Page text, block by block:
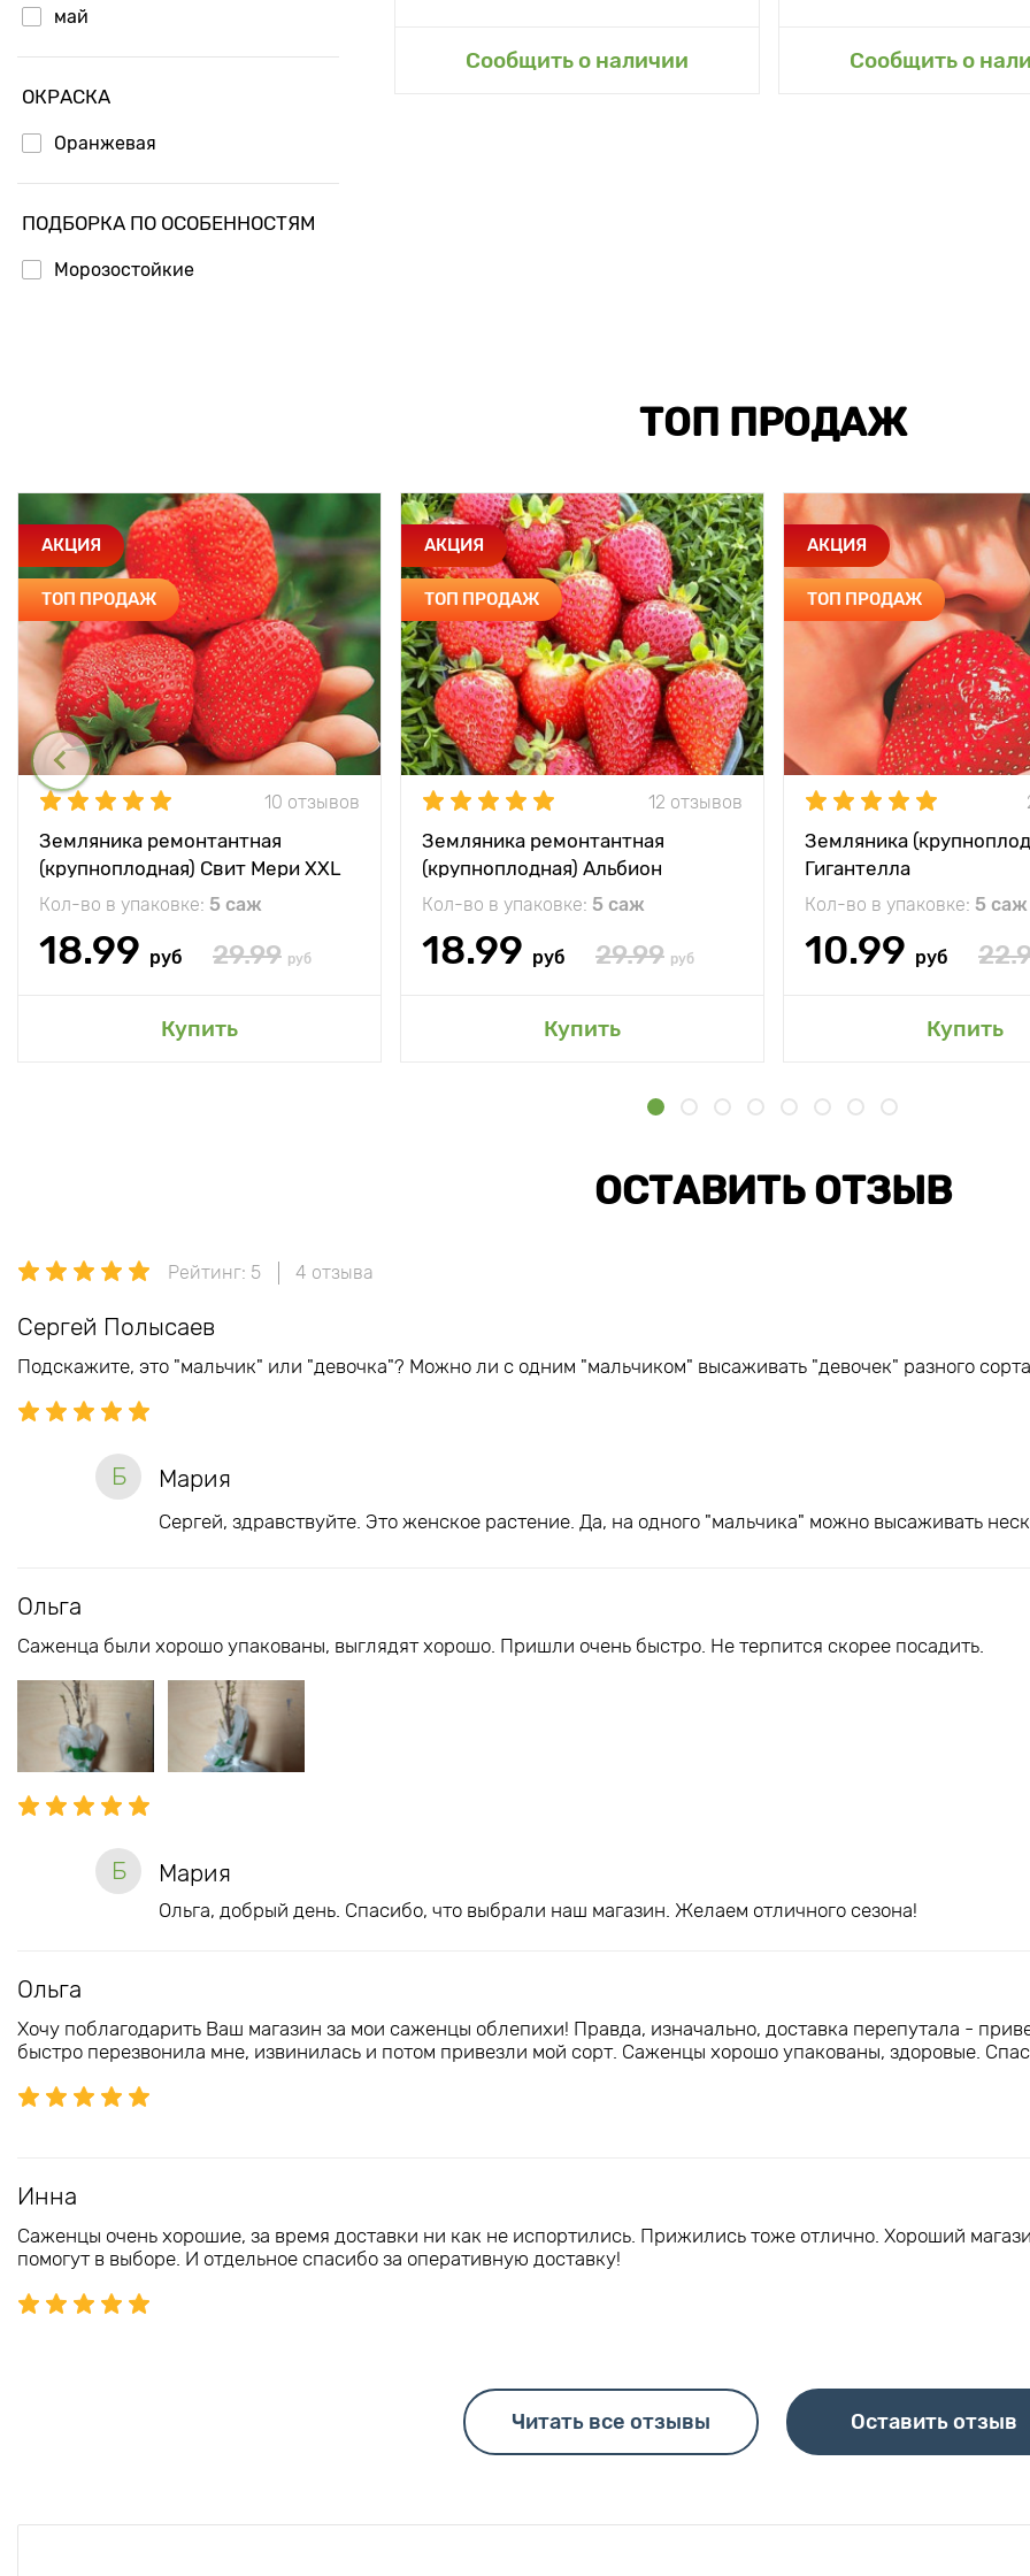
май
ОКРАСКА
Оранжевая
ПОДБОРКА ПО ОСОБЕННОСТЯМ
Морозостойкие
Сообщить о наличии
Добавить в мой сад Сообщить о
Добавить в мой
ТОП ПРОДАЖ
АКЦИЯ
ТОП ПРОДАЖ
10 отзывов
Земляника ремонтантная
(крупноплодная) Свит Мери XXL
Кол-во в упаковке: 5 саж
18.99 руб 29.99 руб
Купить
АКЦИЯ
ТОП ПРОДАЖ
12 отзывов
Земляника ремонтантная
(крупноплодная) Альбион
Кол-во в упаковке: 5 саж
18.99 руб 29.99 руб
Купить
АКЦИЯ
ТОП ПРОДАЖ
Земляника
Гигантелла
Кол-во в упаковке: 5 саж
10.99 руб
Купить
ОСТАВИТЬ ОТЗЫВ
Рейтинг: 5 4 отзыва
Сергей Полысаев
Подскажите, это "мальчик" или "девочка"? Можно ли с одним "мальчиком" высаживать "девочек" разного
Б Мария
Сергей, здравствуйте. Это женское растение. Да, на одного "мальчика" можно высаживать
Ольга
Саженца были хорошо упакованы, выглядят хорошо. Пришли очень быстро. Не терпится скорее посадить.
Б Мария
Ольга, добрый день. Спасибо, что выбрали наш магазин. Желаем отличного сезона!
Ольга
Хочу поблагодарить Ваш магазин за мои саженцы облепихи! Правда, изначально, доставка перепутала -
быстро перезвонила мне, извинилась и потом привезли мой сорт. Саженцы хорошо упакованы, здоровые.
Инна
Саженцы очень хорошие, за время доставки ни как не испортились. Прижились тоже отлично. Хороший
помогут в выборе. И отдельное спасибо за оперативную доставку!
Читать все отзывы Оставить отзыв